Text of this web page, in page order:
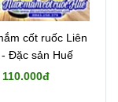
cốt ruốc Liên
- Đặc sản Huế
110.000đ